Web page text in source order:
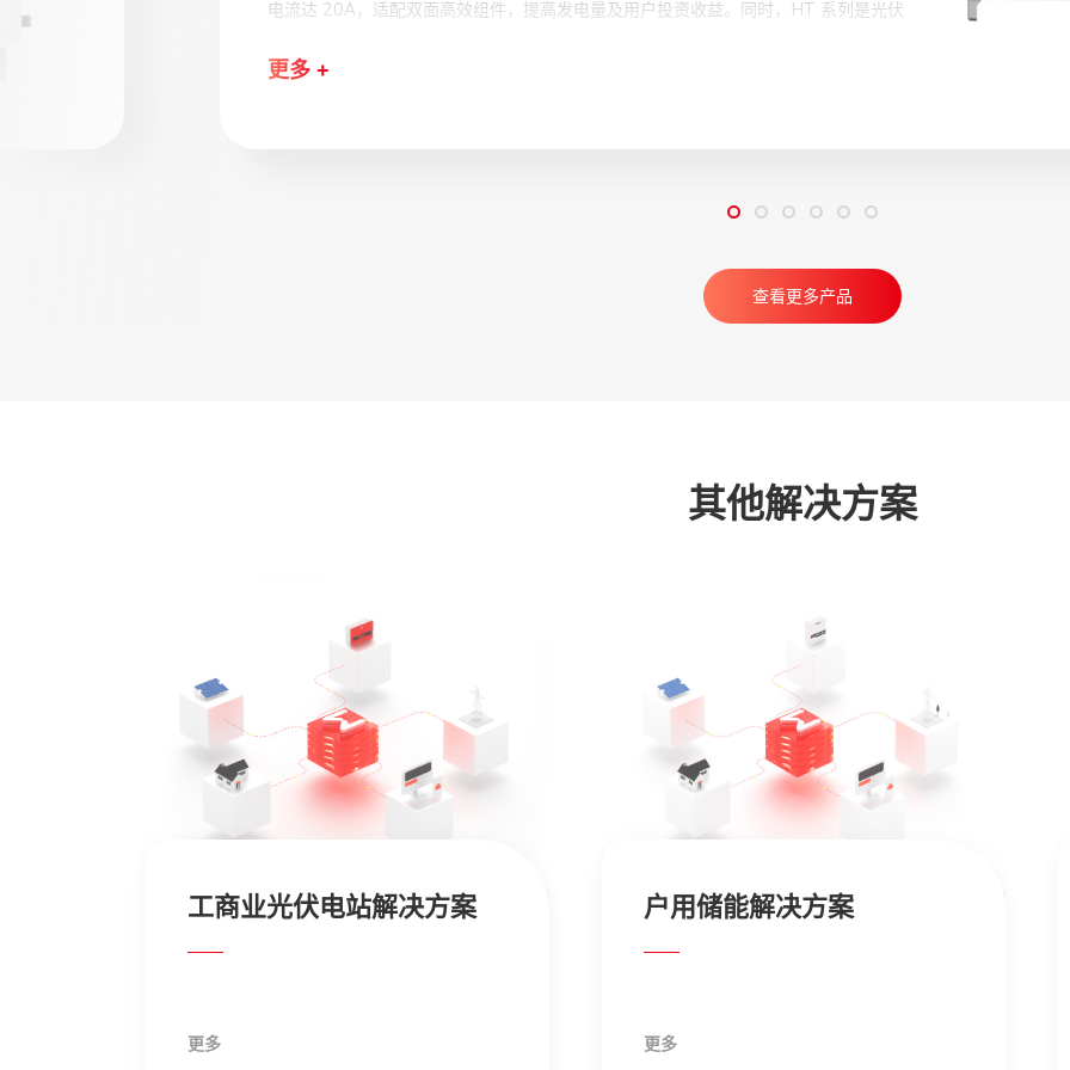
台，也是支持系统管理的平台，具有数据安全方法、智能逻辑和多种自定义内容。
查看更多产品
其他解决方案
户用储能解决方案
更多
工商业储能解决方案
更多